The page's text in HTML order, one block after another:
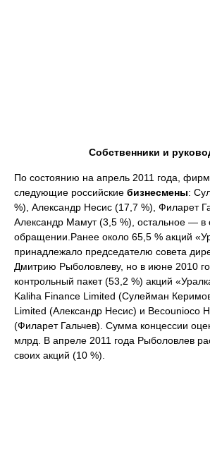
Собственники и
По состоянию на апрель 2011 года,
следующие российские бизнесмены:
%), Александр Несис (17,7 %), Филарет
Александр Мамут (3,5 %), остальное — в
обращении.Ранее около 65,5 % акций
принадлежало председателю совета
Дмитрию Рыболовлеву, но в июне 2010
контрольный пакет (53,2 %) акций
Kaliha Finance Limited (Сулейман
Limited (Александр Несис) и Becounioco
(Филарет Гальчев). Сумма концессии
млрд. В апреле 2011 года Рыболовлев
своих акций (10 %).